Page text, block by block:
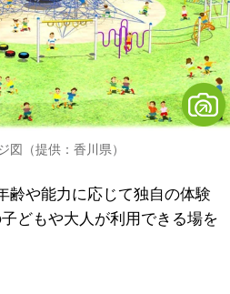
（提供：香川県）
や能力に応じて独自の体験
どもや大人が利用できる場を